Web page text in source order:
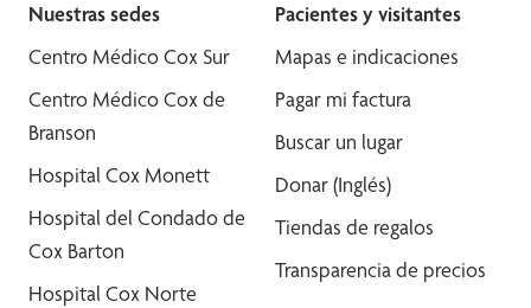
Nuestras sedes
Centro Médico Cox Sur
Centro Médico Cox de
Branson
Hospital Cox Monett
Hospital del Condado de
Cox Barton
Hospital Cox Norte
Pacientes y visitantes
Mapas e indicaciones
Pagar mi factura
Buscar un lugar
Donar (Inglés)
Tiendas de regalos
Transparencia de precios